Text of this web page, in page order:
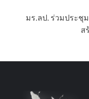
มร.ลป. ร่วมประชุ
ส